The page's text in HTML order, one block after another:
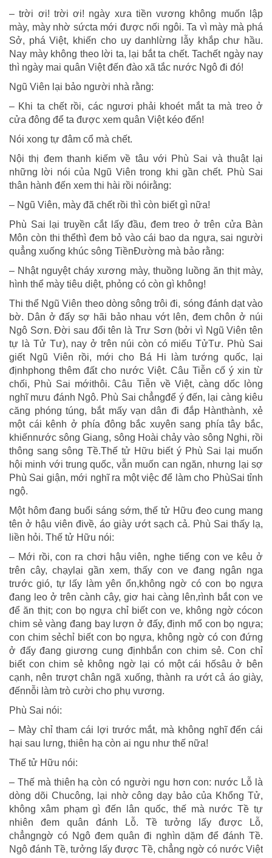
– trời ơi! trời ơi! ngày xưa tiền vương không muốn lập
mày, mày nhờ sứcta mới được nối ngôi. Ta vì mày mà phá
Sở, phá Việt, khiến cho uy danhlừng lẫy khắp chư hầu.
Nay mày không theo lời ta, lại bắt ta chết. Tachết ngày nay
thì ngày mai quân Việt đến đào xã tắc nước Ngô đi đó!
Ngũ Viên lại bảo người nhà rằng:
– Khi ta chết rồi, các ngươi phải khoét mắt ta mà treo ở
cửa đông để ta được xem quân Việt kéo đến!
Nói xong tự đâm cổ mà chết.
Nội thị đem thanh kiếm về tâu với Phù Sai và thuật lại
những lời nói của Ngũ Viên trong khi gần chết. Phù Sai
thân hành đến xem thi hài rồi nóirằng:
– Ngũ Viên, mày đã chết rồi thì còn biết gì nữa!
Phù Sai lại truyền cắt lấy đầu, đem treo ở trên cửa Bàn
Môn còn thi thểthì đem bỏ vào cái bao da ngựa, sai người
quẳng xuống khúc sông TiềnĐường mà bảo rằng:
– Nhật nguyệt cháy xương mày, thuồng luồng ăn thịt mày,
hình thể mày tiêu diệt, phỏng có còn gì không!
Thi thể Ngũ Viên theo dòng sông trôi đi, sóng đánh dạt vào
bờ. Dân ở đấy sợ hãi bảo nhau vớt lên, đem chôn ở núi
Ngô Sơn. Đời sau đổi tên là Trư Sơn (bởi vì Ngũ Viên tên
tự là Tử Tư), nay ở trên núi còn có miếu TửTư. Phù Sai
giết Ngũ Viên rồi, mới cho Bá Hi làm tướng quốc, lại
địnhphong thêm đất cho nước Việt. Câu Tiễn cố ý xin từ
chối, Phù Sai mớithôi. Câu Tiễn về Việt, càng dốc lòng
nghĩ mưu đánh Ngô. Phù Sai chẳngđể ý đến, lại càng kiêu
căng phóng túng, bắt mấy vạn dân đi đắp Hànthành, xẻ
một cái kênh ở phía đông bắc xuyên sang phía tây bắc,
khiếnnước sông Giang, sông Hoài chảy vào sông Nghi, rồi
thông sang sông Tề.Thế tử Hữu biết ý Phù Sai lại muốn
hội minh với trung quốc, vẫn muốn can ngăn, nhưng lại sợ
Phù Sai giận, mới nghĩ ra một việc để làm cho PhùSai tỉnh
ngộ.
Một hôm đang buổi sáng sớm, thế tử Hữu đeo cung mang
tên ở hậu viên đivề, áo giày ướt sạch cả. Phù Sai thấy lạ,
liền hỏi. Thế tử Hữu nói:
– Mới rồi, con ra chơi hậu viên, nghe tiếng con ve kêu ở
trên cây, chạylại gần xem, thấy con ve đang ngân nga
trước gió, tự lấy làm yên ổn,không ngờ có con bọ ngựa
đang leo ở trên cành cây, giơ hai càng lên,rình bắt con ve
để ăn thịt; con bọ ngựa chỉ biết con ve, không ngờ cócon
chim sẻ vàng đang bay lượn ở đấy, định mổ con bọ ngựa;
con chim sẻchỉ biết con bọ ngựa, không ngờ có con đứng
ở đấy đang giương cung địnhbắn con chim sẻ. Con chỉ
biết con chim sẻ không ngờ lại có một cái hốsâu ở bên
cạnh, nên trượt chân ngã xuống, thành ra ướt cả áo giày,
đếnnỗi làm trò cười cho phụ vương.
Phù Sai nói:
– Mày chỉ tham cái lợi trước mắt, mà không nghĩ đến cái
hại sau lưng, thiên hạ còn ai ngu như thế nữa!
Thế tử Hữu nói:
– Thế mà thiên hạ còn có người ngu hơn con: nước Lỗ là
dòng dõi Chucông, lại nhờ công dạy bảo của Khổng Tử,
không xâm phạm gì đến lân quốc, thế mà nước Tề tự
nhiên đem quân đánh Lỗ. Tề tưởng lấy được Lỗ,
chẳngngờ có Ngô đem quân đi nghìn dặm để đánh Tề.
Ngô đánh Tề, tưởng lấy được Tề, chẳng ngờ có nước Việt